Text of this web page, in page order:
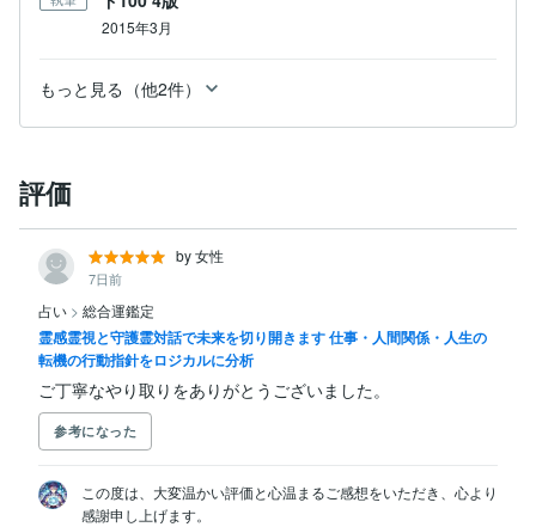
2015年3月
もっと見る（他2件）
評価
by 女性
7日前
占い > 総合運鑑定
霊感霊視と守護霊対話で未来を切り開きます 仕事・人間関係・人生の
転機の行動指針をロジカルに分析
ご丁寧なやり取りをありがとうございました。
参考になった
この度は、大変温かい評価と心温まるご感想をいただき、心より
感謝申し上げます。